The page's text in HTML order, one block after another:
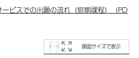
ビスでの出願の流れ（短期課程）（PD
画面サイズで表示